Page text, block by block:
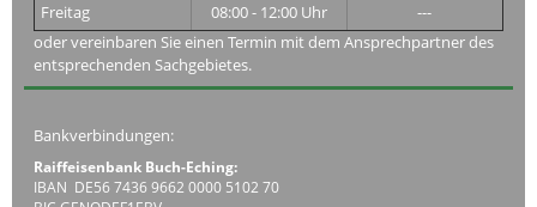
Freitag
08:00 - 12:00 Uhr
---
oder vereinbaren Sie einen Termin mit dem Ansprechpartner des
entsprechenden Sachgebietes.
Bankverbindungen:
Raiffeisenbank Buch-Eching:
IBAN DE56 7436 9662 0000 5102 70